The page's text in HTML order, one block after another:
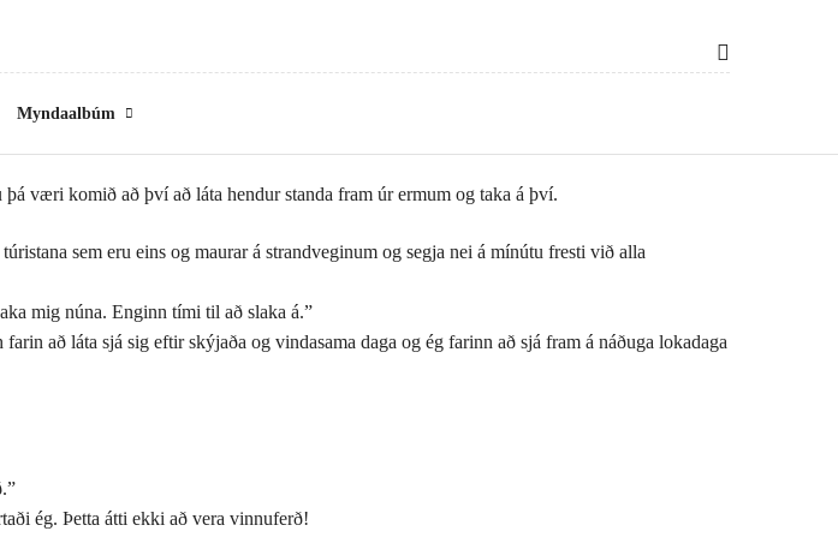
Myndaalbúm
væri komið að því að láta hendur standa fram úr ermum og taka á því.
sem eru eins og maurar á strandveginum og segja nei á mínútu fresti við alla
mig núna. Enginn tími til að slaka á.”
að láta sjá sig eftir skýjaða og vindasama daga og ég farinn að sjá fram á náðuga lokadaga
ég. Þetta átti ekki að vera vinnuferð!